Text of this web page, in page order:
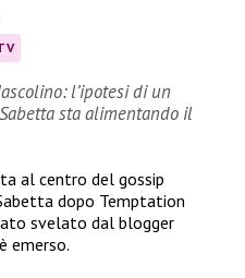
l’ipotesi di un
sta alimentando il
al centro del gossip
dopo Temptation
svelato dal blogger
emerso.